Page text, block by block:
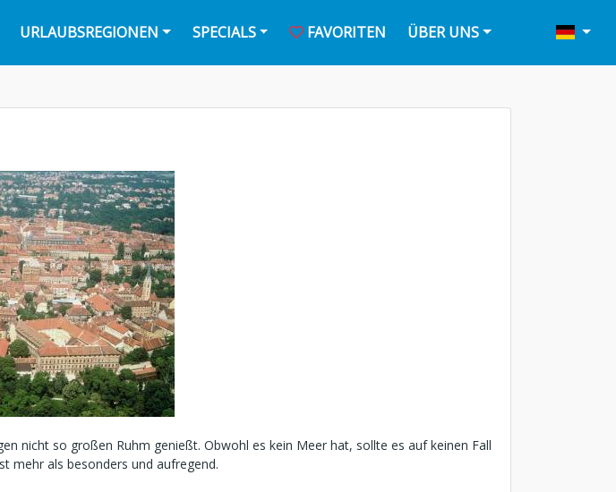
URLAUBSREGIONEN SPECIALS FAVORITEN ÜBER UNS
nicht so großen Ruhm genießt. Obwohl es kein Meer hat, sollte es auf keinen Fall
mehr als besonders und aufregend.